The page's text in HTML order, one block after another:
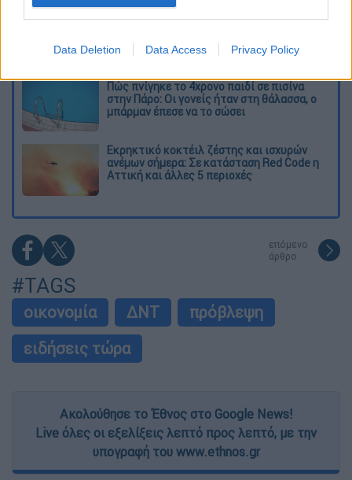
Data Deletion Data Access Privacy Policy
O στρατηγός ήταν σχιζοφρενής, εμμονικός,
Εκείνος που άλλαξε την πορεία της
Ιστορίας!
Πώς πνίγηκε το 4χρονο παιδί σε πισίνα
στην Πάρο: Οι γονείς ήταν στη θάλασσα, ο
μπάρμαν έπεσε να το σώσει
Εκρηκτικό κοκτέιλ ζέστης και ισχυρών
ανέμων σήμερα: Σε κατάσταση Red Code η
Αττική και άλλες 5 περιοχές
επόμενο
άρθρο
#TAGS
οικονομία ΔΝΤ
πρόβλεψη
ειδήσεις τώρα
Ακολούθησε το Έθνος στο Google News!
Live όλες οι εξελίξεις λεπτό προς λεπτό, με την
υπογραφή του www.ethnos.gr